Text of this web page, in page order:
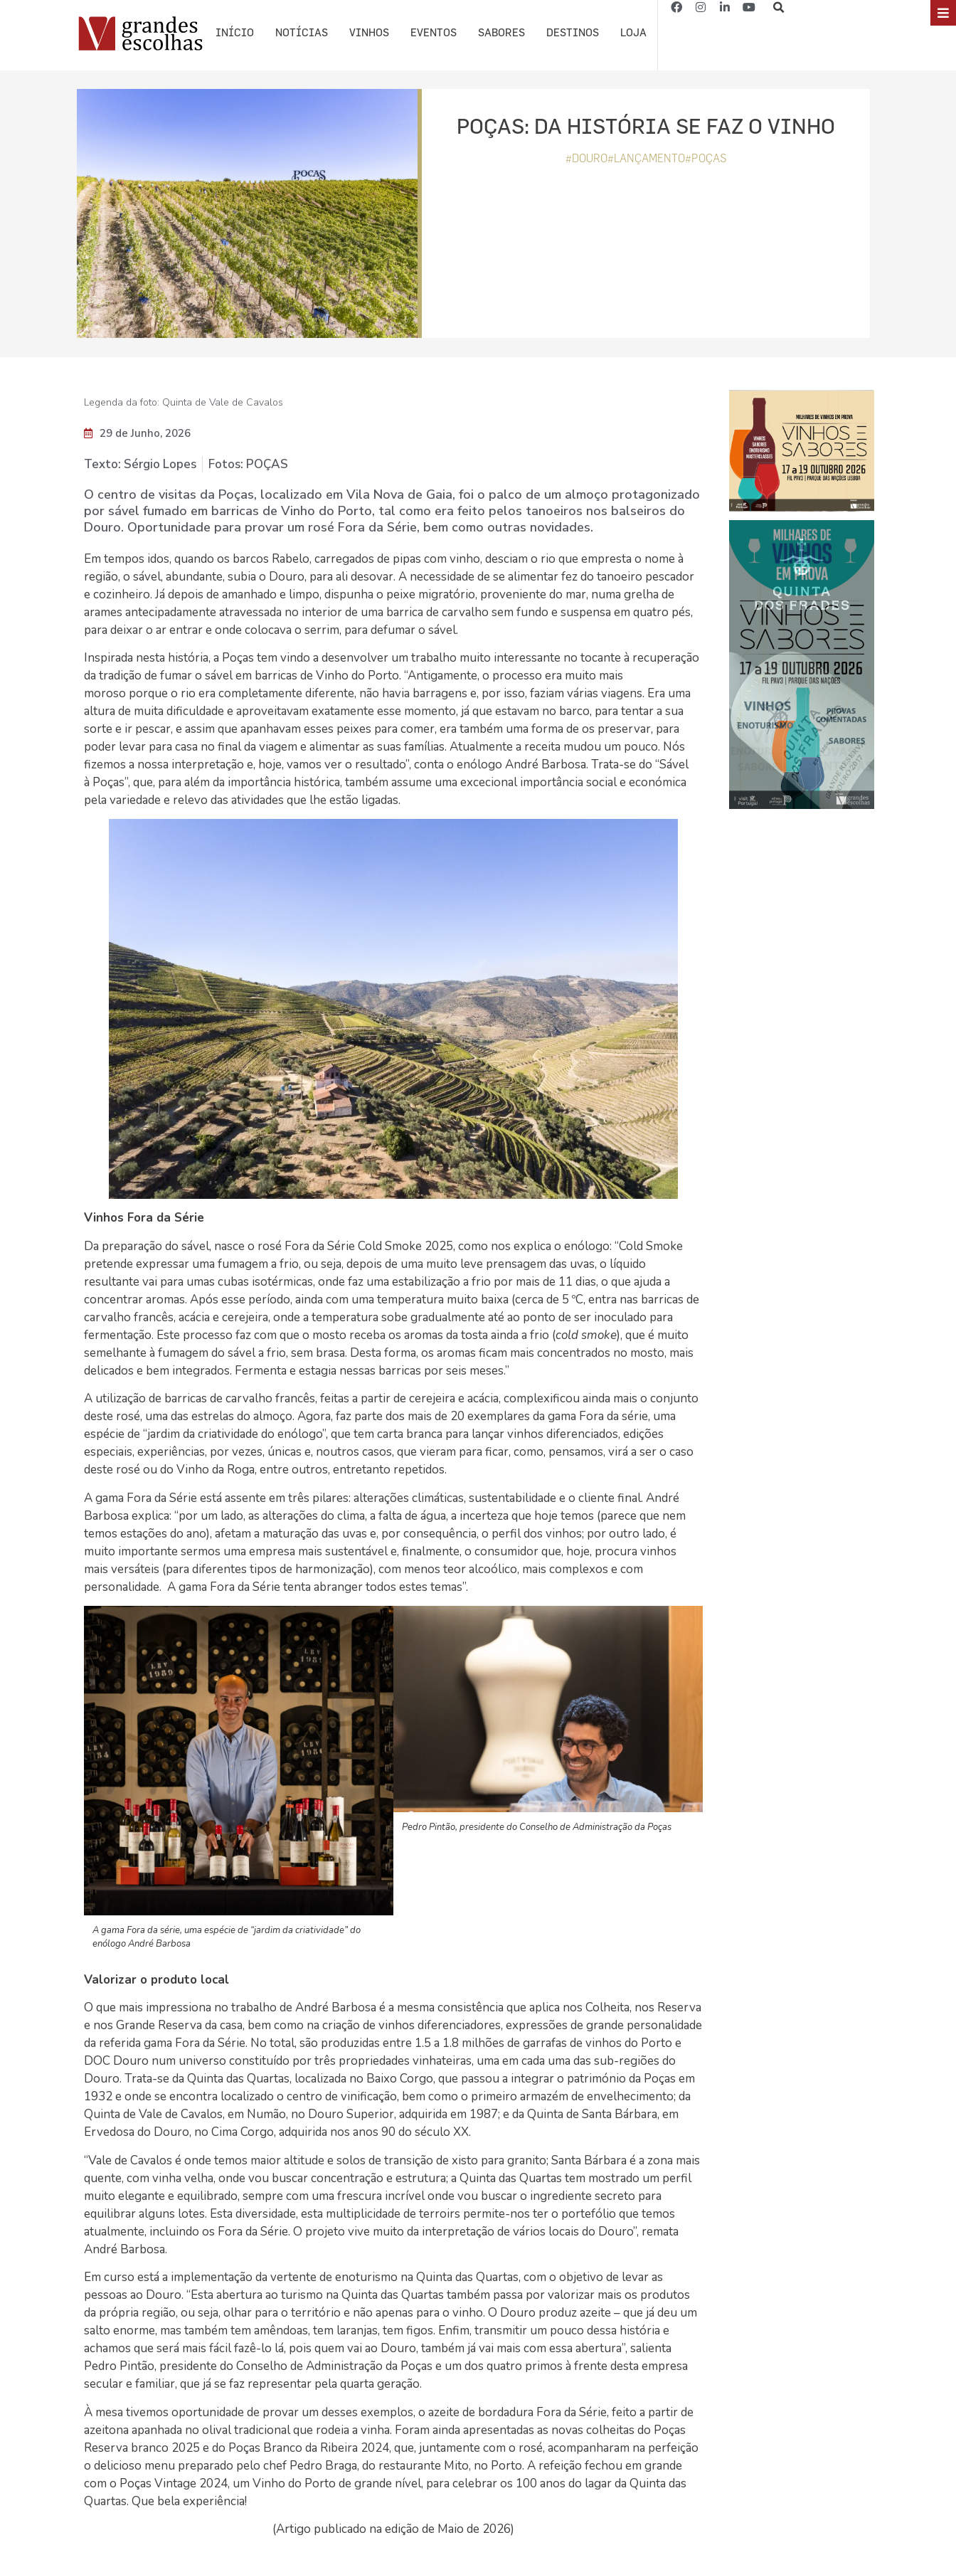
INÍCIO NOTÍCIAS VINHOS EVENTOS SABORES DESTINOS LOJA
POÇAS: DA HISTÓRIA SE FAZ O VINHO
#DOURO#LANÇAMENTO#POÇAS
Legenda da foto: Quinta de Vale de Cavalos
29 de Junho, 2026
Texto: Sérgio Lopes Fotos: POÇAS
O centro de visitas da Poças, localizado em Vila Nova de Gaia, foi o palco de um almoço protagonizado
por sável fumado em barricas de Vinho do Porto, tal como era feito pelos tanoeiros nos balseiros do
Douro. Oportunidade para provar um rosé Fora da Série, bem como outras novidades.
Em tempos idos, quando os barcos Rabelo, carregados de pipas com vinho, desciam o rio que empresta o nome à
região, o sável, abundante, subia o Douro, para ali desovar. A necessidade de se alimentar fez do tanoeiro pescador
e cozinheiro. Já depois de amanhado e limpo, dispunha o peixe migratório, proveniente do mar, numa grelha de
arames antecipadamente atravessada no interior de uma barrica de carvalho sem fundo e suspensa em quatro pés,
para deixar o ar entrar e onde colocava o serrim, para defumar o sável.
Inspirada nesta história, a Poças tem vindo a desenvolver um trabalho muito interessante no tocante à recuperação
da tradição de fumar o sável em barricas de Vinho do Porto. “Antigamente, o processo era muito mais
moroso porque o rio era completamente diferente, não havia barragens e, por isso, faziam várias viagens. Era uma
altura de muita dificuldade e aproveitavam exatamente esse momento, já que estavam no barco, para tentar a sua
sorte e ir pescar, e assim que apanhavam esses peixes para comer, era também uma forma de os preservar, para
poder levar para casa no final da viagem e alimentar as suas famílias. Atualmente a receita mudou um pouco. Nós
fizemos a nossa interpretação e, hoje, vamos ver o resultado”, conta o enólogo André Barbosa. Trata-se do “Sável
à Poças”, que, para além da importância histórica, também assume uma excecional importância social e económica
pela variedade e relevo das atividades que lhe estão ligadas.
Vinhos Fora da Série
Da preparação do sável, nasce o rosé Fora da Série Cold Smoke 2025, como nos explica o enólogo: “Cold Smoke
pretende expressar uma fumagem a frio, ou seja, depois de uma muito leve prensagem das uvas, o líquido
resultante vai para umas cubas isotérmicas, onde faz uma estabilização a frio por mais de 11 dias, o que ajuda a
concentrar aromas. Após esse período, ainda com uma temperatura muito baixa (cerca de 5 ºC, entra nas barricas de
carvalho francês, acácia e cerejeira, onde a temperatura sobe gradualmente até ao ponto de ser inoculado para
fermentação. Este processo faz com que o mosto receba os aromas da tosta ainda a frio (coldsmoke), que é muito
semelhante à fumagem do sável a frio, sem brasa. Desta forma, os aromas ficam mais concentrados no mosto, mais
delicados e bem integrados. Fermenta e estagia nessas barricas por seis meses.”
A utilização de barricas de carvalho francês, feitas a partir de cerejeira e acácia, complexificou ainda mais o conjunto
deste rosé, uma das estrelas do almoço. Agora, faz parte dos mais de 20 exemplares da gama Fora da série, uma
espécie de “jardim da criatividade do enólogo”, que tem carta branca para lançar vinhos diferenciados, edições
especiais, experiências, por vezes, únicas e, noutros casos, que vieram para ficar, como, pensamos, virá a ser o caso
deste rosé ou do Vinho da Roga, entre outros, entretanto repetidos.
A gama Fora da Série está assente em três pilares: alterações climáticas, sustentabilidade e o cliente final. André
Barbosa explica: “por um lado, as alterações do clima, a falta de água, a incerteza que hoje temos (parece que nem
temos estações do ano), afetam a maturação das uvas e, por consequência, o perfil dos vinhos; por outro lado, é
muito importante sermos uma empresa mais sustentável e, finalmente, o consumidor que, hoje, procura vinhos
mais versáteis (para diferentes tipos de harmonização), com menos teor alcoólico, mais complexos e com
personalidade. A gama Fora da Série tenta abranger todos estes temas”.
A gama Fora da série, uma espécie de “jardim da criatividade” do
enólogo André Barbosa
Pedro Pintão, presidente do Conselho de Administração da Poças
Valorizar o produto local
O que mais impressiona no trabalho de André Barbosa é a mesma consistência que aplica nos Colheita, nos Reserva
e nos Grande Reserva da casa, bem como na criação de vinhos diferenciadores, expressões de grande personalidade
da referida gama Fora da Série. No total, são produzidas entre 1.5 a 1.8 milhões de garrafas de vinhos do Porto e
DOC Douro num universo constituído por três propriedades vinhateiras, uma em cada uma das sub-regiões do
Douro. Trata-se da Quinta das Quartas, localizada no Baixo Corgo, que passou a integrar o património da Poças em
1932 e onde se encontra localizado o centro de vinificação, bem como o primeiro armazém de envelhecimento; da
Quinta de Vale de Cavalos, em Numão, no Douro Superior, adquirida em 1987; e da Quinta de Santa Bárbara, em
Ervedosa do Douro, no Cima Corgo, adquirida nos anos 90 do século XX.
“Vale de Cavalos é onde temos maior altitude e solos de transição de xisto para granito; Santa Bárbara é a zona mais
quente, com vinha velha, onde vou buscar concentração e estrutura; a Quinta das Quartas tem mostrado um perfil
muito elegante e equilibrado, sempre com uma frescura incrível onde vou buscar o ingrediente secreto para
equilibrar alguns lotes. Esta diversidade, esta multiplicidade de terroirs permite-nos ter o portefólio que temos
atualmente, incluindo os Fora da Série. O projeto vive muito da interpretação de vários locais do Douro”, remata
André Barbosa.
Em curso está a implementação da vertente de enoturismo na Quinta das Quartas, com o objetivo de levar as
pessoas ao Douro. “Esta abertura ao turismo na Quinta das Quartas também passa por valorizar mais os produtos
da própria região, ou seja, olhar para o território e não apenas para o vinho. O Douro produz azeite – que já deu um
salto enorme, mas também tem amêndoas, tem laranjas, tem figos. Enfim, transmitir um pouco dessa história e
achamos que será mais fácil fazê-lo lá, pois quem vai ao Douro, também já vai mais com essa abertura”, salienta
Pedro Pintão, presidente do Conselho de Administração da Poças e um dos quatro primos à frente desta empresa
secular e familiar, que já se faz representar pela quarta geração.
À mesa tivemos oportunidade de provar um desses exemplos, o azeite de bordadura Fora da Série, feito a partir de
azeitona apanhada no olival tradicional que rodeia a vinha. Foram ainda apresentadas as novas colheitas do Poças
Reserva branco 2025 e do Poças Branco da Ribeira 2024, que, juntamente com o rosé, acompanharam na perfeição
o delicioso menu preparado pelo chef Pedro Braga, do restaurante Mito, no Porto. A refeição fechou em grande
com o Poças Vintage 2024, um Vinho do Porto de grande nível, para celebrar os 100 anos do lagar da Quinta das
Quartas. Que bela experiência!
(Artigo publicado na edição de Maio de 2026)